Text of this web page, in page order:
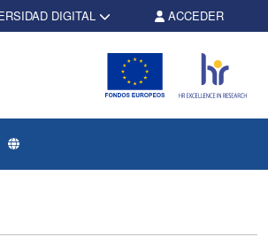
DIGITAL ACCEDER